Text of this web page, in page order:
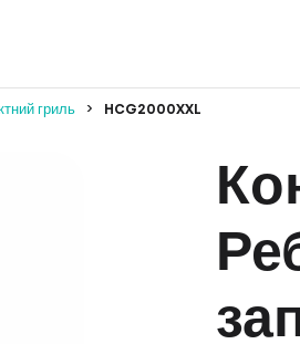
гриль HCG2000XXL